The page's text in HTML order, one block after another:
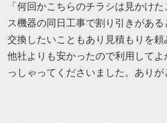
「何回かこちらのチラシは見かけ
ス機器の同日工事で割り引きがあ
交換したいこともあり見積もりを頼
他社よりも安かったので利用して
っしゃってくださいました。ありが